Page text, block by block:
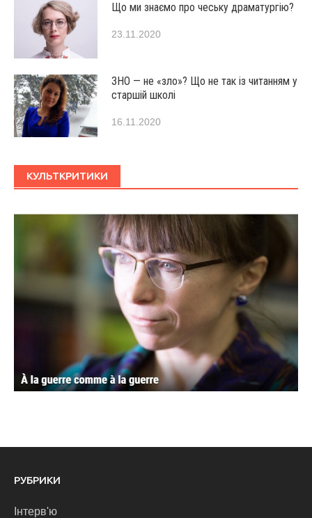
Що ми знаємо про чеську драматургію?
23.11.2020
ЗНО — не «зло»? Що не так із читанням у
старшій школі
16.11.2020
КУЛЬТКРИТИКИ
РУБРИКИ
Інтерв'ю